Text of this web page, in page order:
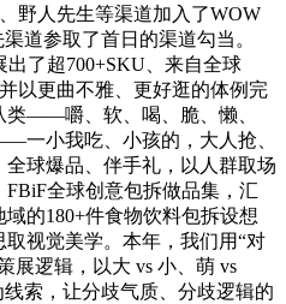
野人先生等渠道加入了WOW
道参取了首日的渠道勾当。
了超700+SKU、来自全球
以更曲不雅、更好逛的体例完
类——嚼、软、喝、脆、懒、
一小我吃、小孩的，大人抢、
球爆品、伴手礼，以人群取场
全球创意包拆做品集，汇
的180+件食物饮料包拆设想
视觉美学。本年，我们用“对
展逻辑，以大 vs 小、萌 vs
索，让分歧气质、分歧逻辑的